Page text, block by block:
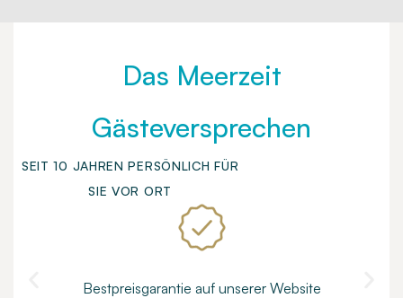
Das Meerzeit
Gästeversprechen
SEIT 10 JAHREN PERSÖNLICH FÜR
SIE VOR ORT
Bestpreisgarantie auf unserer Website